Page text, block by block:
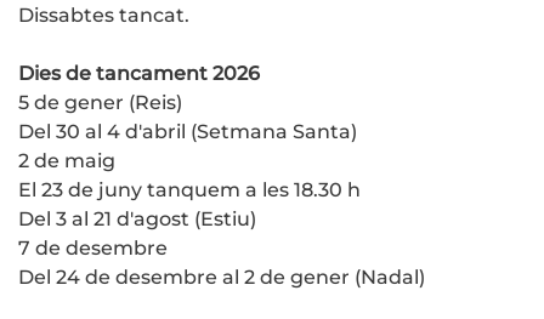
Dissabtes tancat.
Dies de tancament 2026
5 de gener (Reis)
Del 30 al 4 d'abril (Setmana Santa)
2 de maig
El 23 de juny tanquem a les 18.30 h
Del 3 al 21 d'agost (Estiu)
7 de desembre
Del 24 de desembre al 2 de gener (Nadal)